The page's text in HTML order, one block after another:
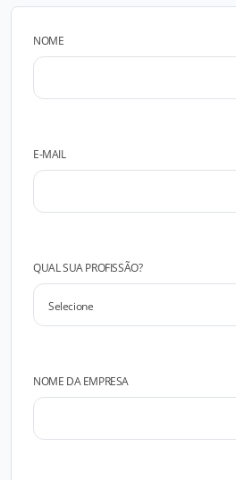
NOME
E-MAIL
QUAL SUA PROFISSÃO?
NOME DA EMPRESA